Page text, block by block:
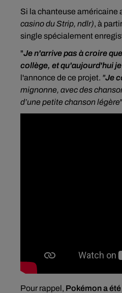
Si la chanteuse américaine
casino du Strip, ndlr), à
single spécialement
"Je n'arrive pas à croire
collège, et qu'aujourd'hui
l'annonce de ce projet. "Je
mignonne, avec des
d’une petite chanson légère
Pour rappel, Pokémon a été